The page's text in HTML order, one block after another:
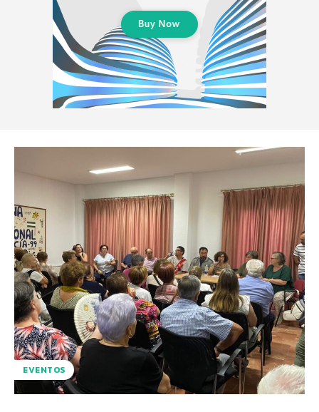
EVENTOS